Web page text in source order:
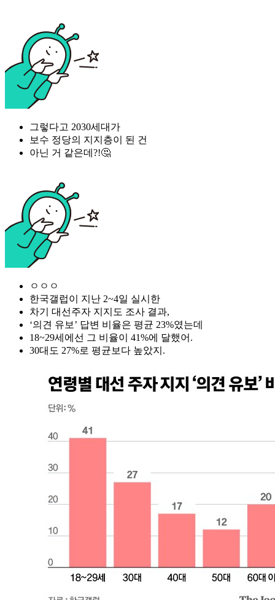
그렇다고 2030세대가
보수 정당의 지지층이 된 건
아닌 거 같은데?!🤔
ㅇㅇㅇ
한국갤럽이 지난 2~4일 실시한
차기 대선주자 지지도 조사 결과,
‘의견 유보’ 답변 비율은 평균 23%였는데
18~29세에선 그 비율이 41%에 달했어.
30대도 27%로 평균보다 높았지.